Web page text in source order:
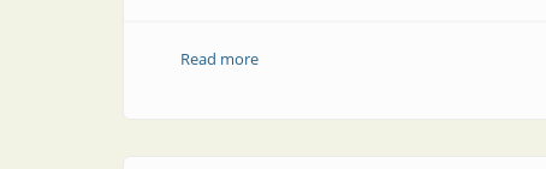
Read moreabout La voz de los instaladores |